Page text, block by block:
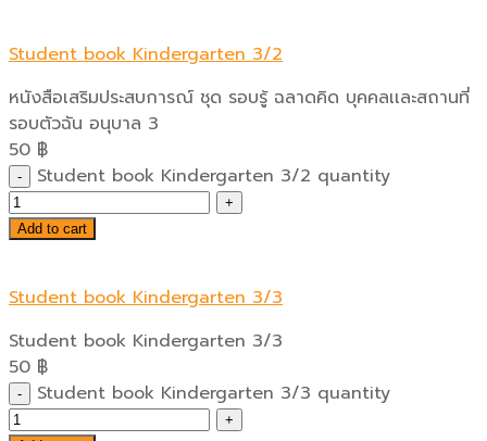
Student book Kindergarten 3/2
หนังสือเสริมประสบการณ์ ชุด รอบรู้ ฉลาดคิด บุคคลเเละสถานที่
รอบตัวฉัน อนุบาล 3
50 ฿
Student book Kindergarten 3/2 quantity
Add to cart
Student book Kindergarten 3/3
Student book Kindergarten 3/3
50 ฿
Student book Kindergarten 3/3 quantity